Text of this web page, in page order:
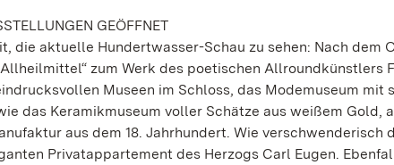
GEÖFFNET
die aktuelle Hundertwasser-Schau zu sehen: Nach
zum Werk des poetischen Allroundkünstlers
Museen im Schloss, das Modemuseum mit
das Keramikmuseum voller Schätze aus weißem Gold,
aus dem 18. Jahrhundert. Wie
Privatappartement des Herzogs Carl Eugen.